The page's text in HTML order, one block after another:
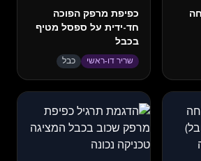
כפיפת מרפק הפוכה
חד-ידית על ספסל מטיף
בכבל
שריר דו-ראשי כבל